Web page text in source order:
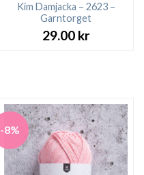
Kim Damjacka – 2623 –
Garntorget
29.00 kr
-8%